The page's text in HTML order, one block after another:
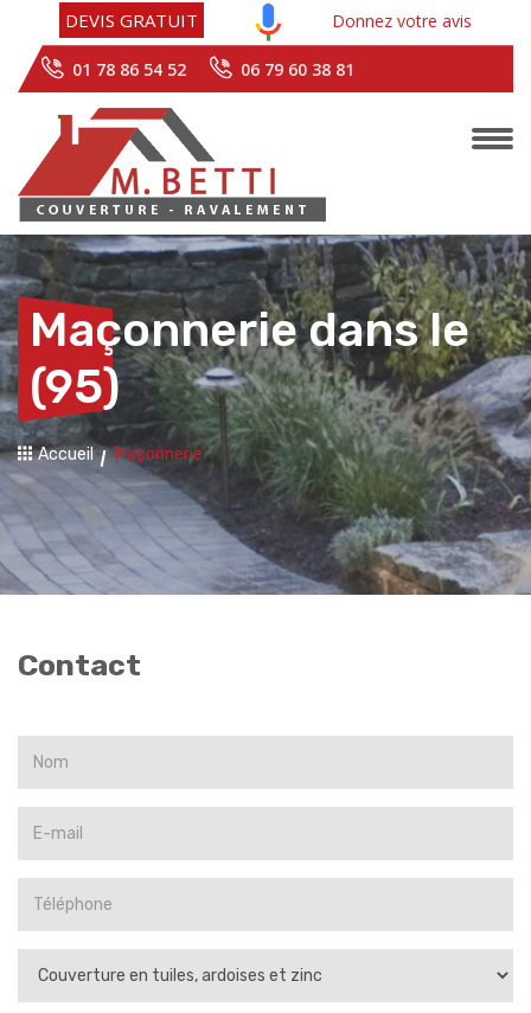
DEVIS GRATUIT Donnez votre avis
01 78 86 54 52 06 79 60 38 81
Maçonnerie dans le
(95)
Accueil Maçonnerie
Contact